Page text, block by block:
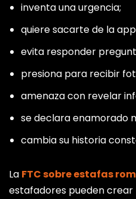
inventa una urgencia;
quiere sacarte de la
evita responder
presiona para recibir
amenaza con revelar
se declara enamorado
cambia su historia
La FTC sobre estafas
estafadores pueden